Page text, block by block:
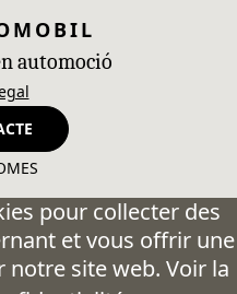
pour collecter des
et vous offrir une
site web. Voir la
automoció